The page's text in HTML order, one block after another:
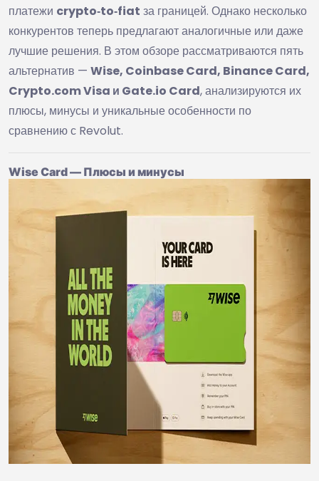
платежи crypto‑to‑fiat за границей. Однако несколько
конкурентов теперь предлагают аналогичные или даже
лучшие решения. В этом обзоре рассматриваются пять
альтернатив — Wise, Coinbase Card, Binance Card,
Crypto.com Visa и Gate.io Card, анализируются их
плюсы, минусы и уникальные особенности по
сравнению с Revolut.
Wise Card — Плюсы и минусы